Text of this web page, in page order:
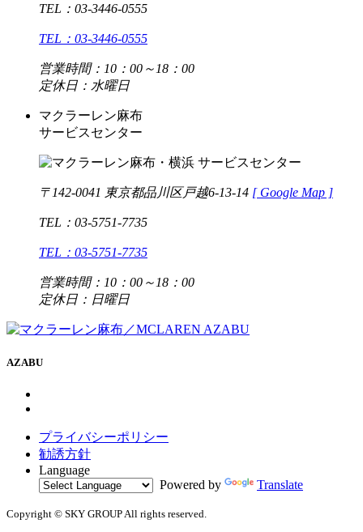
TEL：03-3446-0555
TEL：03-3446-0555
営業時間：10：00～18：00
定休日：水曜日
マクラーレン麻布
サービスセンター
〒142-0041 東京都品川区戸越6-13-14 [ Google Map ]
TEL：03-5751-7735
TEL：03-5751-7735
営業時間：10：00～18：00
定休日：日曜日
AZABU
プライバシーポリシー
勧誘方針
Language
Powered by
Translate
Copyright © SKY GROUP All rights reserved.